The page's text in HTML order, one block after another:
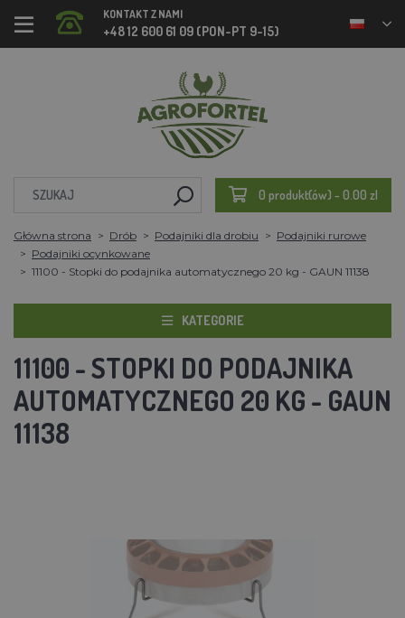
KONTAKT Z NAMI
+48 12 600 61 09 (PON-PT 9-15)
0 produkt(ów) - 0.00 zl
Główna strona Drób Podajniki dla drobiu
Podajniki rurowe
Podajniki ocynkowane
11100 - Stopki do podajnika automatycznego 20 kg - GAUN 11138
KATEGORIE
11100 - STOPKI DO PODAJNIKA
AUTOMATYCZNEGO 20 KG - GAUN
11138